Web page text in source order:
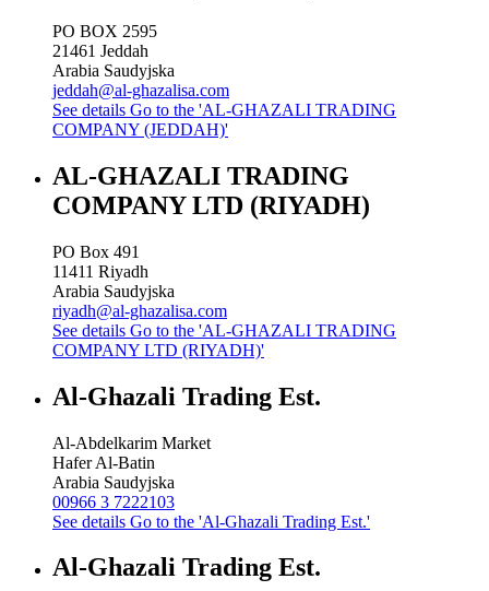
PO BOX 2595
21461 Jeddah
Arabia Saudyjska
jeddah@al-ghazalisa.com
See details Go to the 'AL-GHAZALI TRADING
COMPANY (JEDDAH)'
AL-GHAZALI TRADING
COMPANY LTD (RIYADH)
PO Box 491
11411 Riyadh
Arabia Saudyjska
riyadh@al-ghazalisa.com
See details Go to the 'AL-GHAZALI TRADING
COMPANY LTD (RIYADH)'
Al-Ghazali Trading Est.
Al-Abdelkarim Market
Hafer Al-Batin
Arabia Saudyjska
00966 3 7222103
See details Go to the 'Al-Ghazali Trading Est.'
Al-Ghazali Trading Est.